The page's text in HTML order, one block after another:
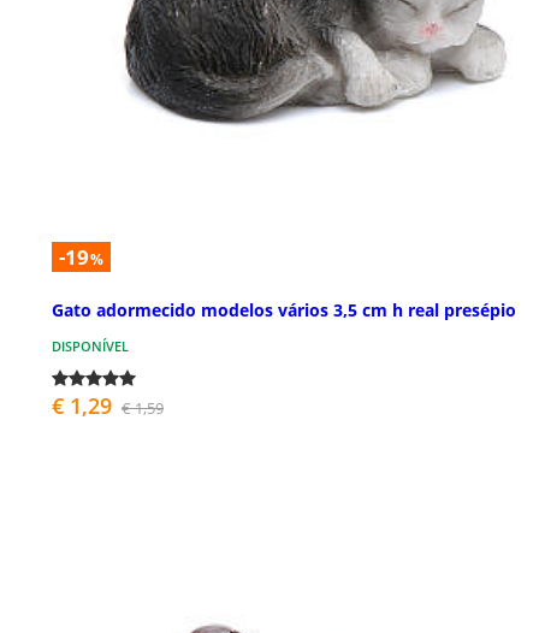
-19%
Gato adormecido modelos vários 3,5 cm h real presépio
DISPONÍVEL
€ 1,29 € 1,59